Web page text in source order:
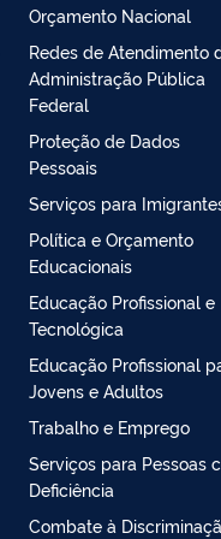
Orçamento Nacional
Redes de Atendimento
Administração Pública
Federal
Proteção de Dados
Pessoais
Serviços para
Política e Orçamento
Educacionais
Educação Profissional e
Tecnológica
Educação Profissional
Jovens e Adultos
Trabalho e Emprego
Serviços para Pessoas
Deficiência
Combate à